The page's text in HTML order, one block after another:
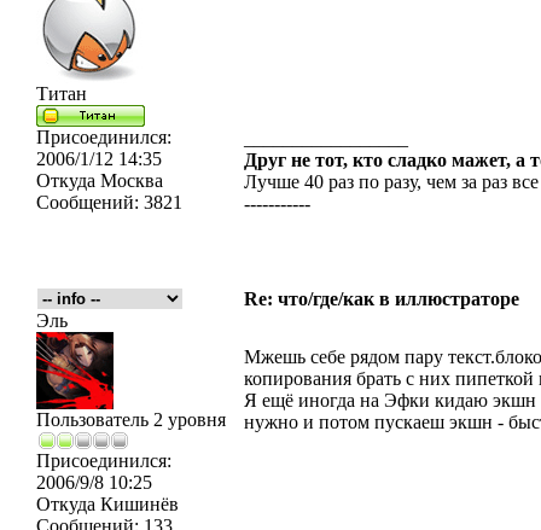
Титан
Присоединился:
2006/1/12 14:35
Откуда Москва
Сообщений: 3821
Друг не тот, кто сладко мажет, а
Лучше 40 раз по разу, чем за раз
-----------
Re: что/где/как в иллюстраторе
Эль
Пользователь 2 уровня
Присоединился:
2006/9/8 10:25
Откуда Кишинёв
Сообщений: 133
Мжешь себе рядом пару
копирования брать с них
Я ещё иногда на Эфки кидаю экшн
нужно и потом пускаеш экшн -